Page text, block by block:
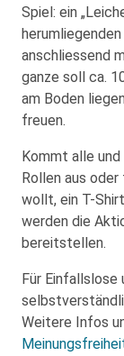
Spiel: ein
anschliessend
ganze soll ca.
am Boden
freuen.
Kommt alle
Rollen aus
wollt, ein T-
werden die
bereitstellen.
Für Einfallslose
Weitere Infos